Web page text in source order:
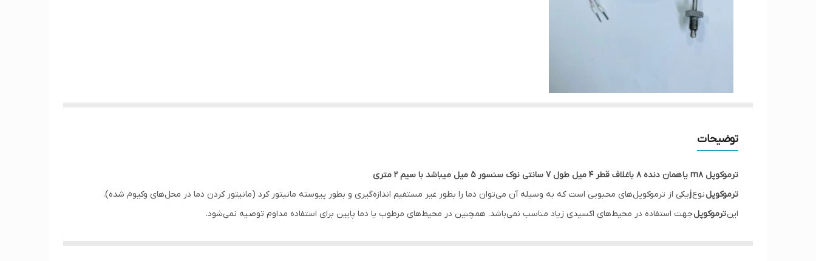
توضیحات
ترموکوپل m8 یا همان دنده ۸ باغلاف قطر ۴ میل طول ۷ سانتی نوک سنسور ۵ میل میباشد با سیم ۲ متری
ترموکوپلنوعjیکی از ترموکوپل‌های محبوبی است که به وسیله آن می‌توان دما را بطور غیر مستفیم اندازه‌گیری و بطور پیوسته مانیتور کرد (مانیتور کردن دما در محل‌های وکیوم شده).
اینترموکوپلجهت استفاده در محیط‌های اکسیدی زیاد مناسب نمی‌باشد. همچنین در محیط‌های مرطوب یا دما پایین برای استفاده مداوم توصیه نمی‌شود.